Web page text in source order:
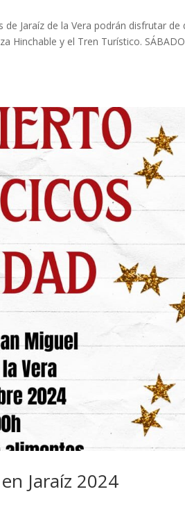
Jaraíz de la Vera podrán disfrutar de
Hinchable y el Tren Turístico.
Jaraíz 2024